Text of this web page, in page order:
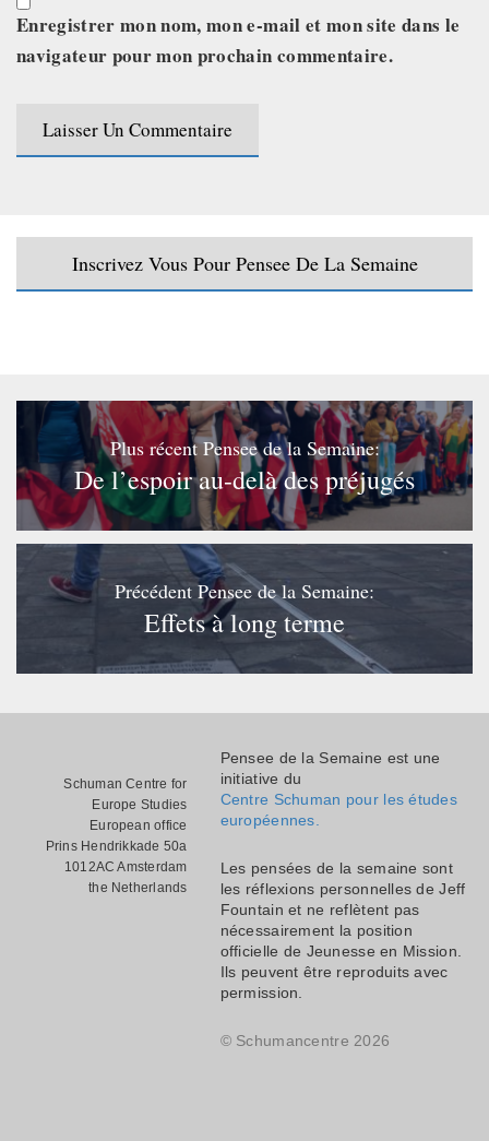
Enregistrer mon nom, mon e-mail et mon site dans le
navigateur pour mon prochain commentaire.
Inscrivez Vous Pour Pensee De La Semaine
Plus récent Pensee de la Semaine:
De l’espoir au-delà des préjugés
Précédent Pensee de la Semaine:
Effets à long terme
Schuman Centre for
Europe Studies
European office
Prins Hendrikkade 50a
1012AC Amsterdam
the Netherlands
Pensee de la Semaine est une
initiative du
Centre Schuman pour les études
européennes.
Les pensées de la semaine sont
les réflexions personnelles de Jeff
Fountain et ne reflètent pas
nécessairement la position
officielle de Jeunesse en Mission.
Ils peuvent être reproduits avec
permission.
© Schumancentre 2026